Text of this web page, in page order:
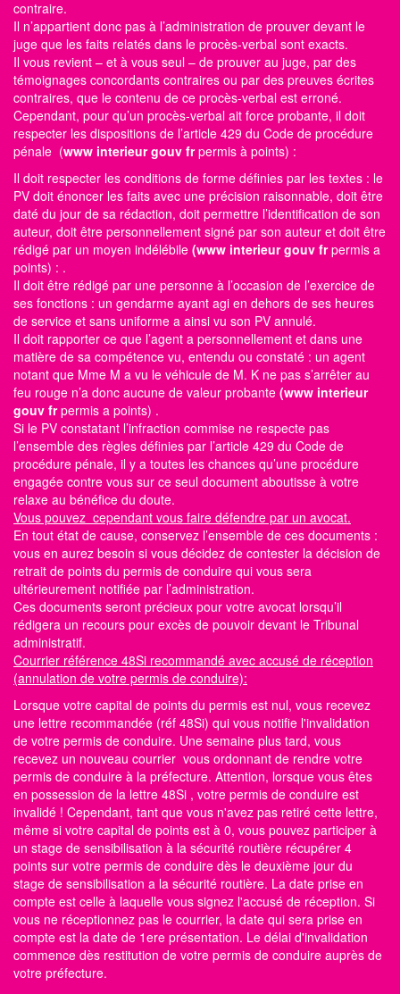
contraire.
Il n’appartient donc pas à l’administration de prouver devant le
juge que les faits relatés dans le procès-verbal sont exacts.
Il vous revient – et à vous seul – de prouver au juge, par des
témoignages concordants contraires ou par des preuves écrites
contraires, que le contenu de ce procès-verbal est erroné.
Cependant, pour qu’un procès-verbal ait force probante, il doit
respecter les dispositions de l’article 429 du Code de procédure
pénale (www interieur gouv frpermis à points) :
Il doit respecter les conditions de forme définies par les textes : le
PV doit énoncer les faits avec une précision raisonnable, doit être
daté du jour de sa rédaction, doit permettre l’identification de son
auteur, doit être personnellement signé par son auteur et doit être
rédigé par un moyen indélébile (www interieur gouv frpermis a
points) : .
Il doit être rédigé par une personne à l’occasion de l’exercice de
ses fonctions : un gendarme ayant agi en dehors de ses heures
de service et sans uniforme a ainsi vu son PV annulé.
Il doit rapporter ce que l’agent a personnellement et dans une
matière de sa compétence vu, entendu ou constaté : un agent
notant que Mme M a vu le véhicule de M. K ne pas s’arrêter au
feu rouge n’a donc aucune de valeur probante (www interieur
gouv frpermis a points) .
Si le PV constatant l’infraction commise ne respecte pas
l’ensemble des règles définies par l’article 429 du Code de
procédure pénale, il y a toutes les chances qu’une procédure
engagée contre vous sur ce seul document aboutisse à votre
relaxe au bénéfice du doute.
Vous pouvez cependant vous faire défendre par un avocat.
En tout état de cause, conservez l’ensemble de ces documents :
vous en aurez besoin si vous décidez de contester la décision de
retrait de points du permis de conduire qui vous sera
ultérieurement notifiée par l’administration.
Ces documents seront précieux pour votre avocat lorsqu’il
rédigera un recours pour excès de pouvoir devant le Tribunal
administratif.
Courrier référence 48Si recommandé avec accusé de réception
(annulation de votre permis de conduire):
Lorsque votre capital de points du permis est nul, vous recevez
une lettre recommandée (réf 48Si) qui vous notifie l'invalidation
de votre permis de conduire. Une semaine plus tard, vous
recevez un nouveau courrier vous ordonnant de rendre votre
permis de conduire à la préfecture. Attention, lorsque vous êtes
en possession de la lettre 48Si , votre permis de conduire est
invalidé ! Cependant, tant que vous n'avez pas retiré cette lettre,
même si votre capital de points est à 0, vous pouvez participer à
un stage de sensibilisation à la sécurité routière récupérer 4
points sur votre permis de conduire dès le deuxième jour du
stage de sensibilisation a la sécurité routière. La date prise en
compte est celle à laquelle vous signez l'accusé de réception. Si
vous ne réceptionnez pas le courrier, la date qui sera prise en
compte est la date de 1ere présentation. Le délai d'invalidation
commence dès restitution de votre permis de conduire auprès de
votre préfecture.